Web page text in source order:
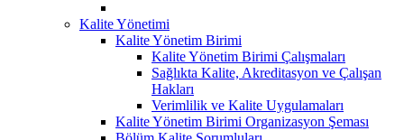
Kalite Yönetimi
Kalite Yönetim Birimi
Kalite Yönetim Birimi Çalışmaları
Sağlıkta Kalite, Akreditasyon ve Çalışan
Hakları
Verimlilik ve Kalite Uygulamaları
Kalite Yönetim Birimi Organizasyon Şeması